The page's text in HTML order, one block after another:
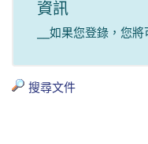
資訊
__如果您登錄，您
搜尋文件